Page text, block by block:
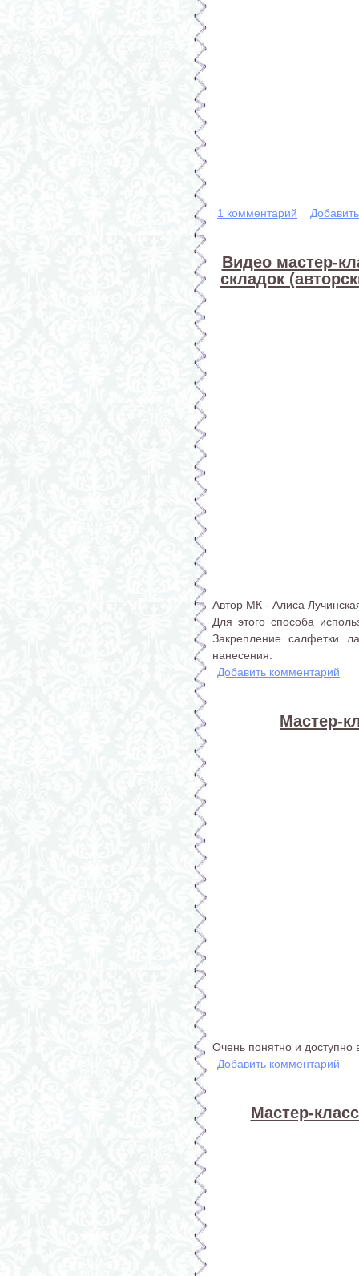
1 комментарий
Видео мастер-
складок
Автор МК - Алиса
Для этого способа
Закрепление салфетки
нанесения.
Добавить комментарий
Мастер-
Очень понятно и доступно
Добавить комментарий
Мастер-